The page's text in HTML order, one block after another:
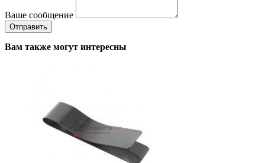
Ваше сообщение
Вам также могут интересны